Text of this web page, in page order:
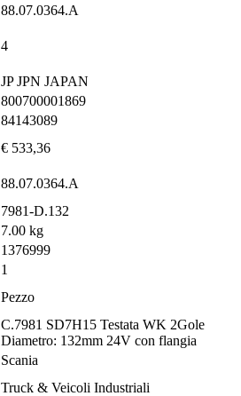
88.07.0364.A
4
JP JPN JAPAN
800700001869
84143089
€ 533,36
88.07.0364.A
7981-D.132
7.00 kg
1376999
1
Pezzo
C.7981 SD7H15 Testata WK 2Gole
Diametro: 132mm 24V con flangia
Scania
Truck & Veicoli Industriali